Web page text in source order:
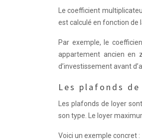
Le coefficient
est calculé en fonction de
Par exemple, le
appartement ancien en
d’investissement avant
Les plafonds
Les plafonds de loyer
son type. Le loyer
Voici un exemple concret :